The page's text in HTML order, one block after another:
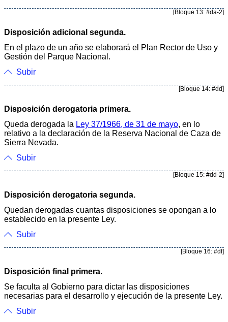
[Bloque 13: #da-2]
Disposición adicional segunda.
En el plazo de un año se elaborará el Plan Rector de Uso y
Gestión del Parque Nacional.
Subir
[Bloque 14: #dd]
Disposición derogatoria primera.
Queda derogada la Ley 37/1966, de 31 de mayo, en lo
relativo a la declaración de la Reserva Nacional de Caza de
Sierra Nevada.
Subir
[Bloque 15: #dd-2]
Disposición derogatoria segunda.
Quedan derogadas cuantas disposiciones se opongan a lo
establecido en la presente Ley.
Subir
[Bloque 16: #df]
Disposición final primera.
Se faculta al Gobierno para dictar las disposiciones
necesarias para el desarrollo y ejecución de la presente Ley.
Subir